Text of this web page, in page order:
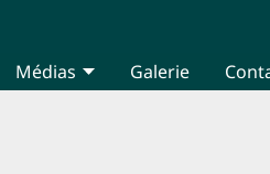
Médias Galerie